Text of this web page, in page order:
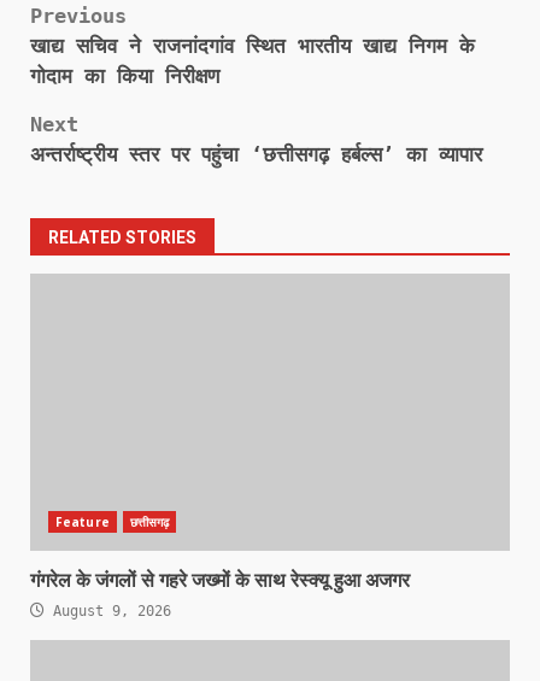
Post
navigation
Previous
खाद्य सचिव ने राजनांदगांव स्थित भारतीय खाद्य निगम के
गोदाम का किया निरीक्षण
Next
अन्तर्राष्ट्रीय स्तर पर पहुंचा ‘छत्तीसगढ़ हर्बल्स’ का व्यापार
RELATED STORIES
Feature छत्तीसगढ़
गंगरेल के जंगलों से गहरे जख्मों के साथ रेस्क्यू हुआ अजगर
August 9, 2026